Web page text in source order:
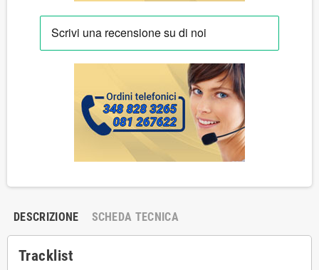
DESCRIZIONE SCHEDA TECNICA
Tracklist